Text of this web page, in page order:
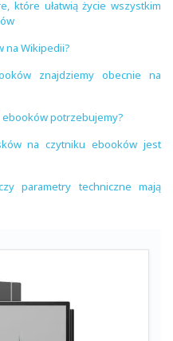
które ułatwią życie wszystkim
na Wikipedii?
znajdziemy obecnie na
ebooków potrzebujemy?
na czytniku ebooków jest
parametry techniczne mają